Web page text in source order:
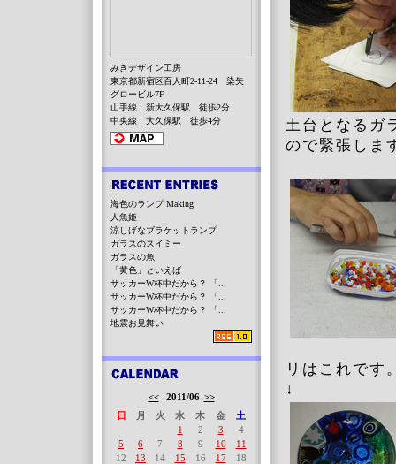
土台となるガ
ので緊張しま
リはこれです
↓
みきデザイン工房
東京都新宿区百人町2-11-24 染矢
グロービル7F
山手線 新大久保駅 徒歩2分
中央線 大久保駅 徒歩4分
海色のランプ Making
人魚姫
涼しげなブラケットランプ
ガラスのスイミー
ガラスの魚
「黄色」といえば
サッカーW杯中だから？ 「...
サッカーW杯中だから？ 「...
サッカーW杯中だから？ 「...
地震お見舞い
<< 2011/06 >>
日
月 火 水 木 金
土
1
2 3
4
5
6 7 8 9 10
11
12
13 14 15 16 17
18